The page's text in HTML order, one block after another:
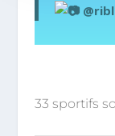
33 sportifs